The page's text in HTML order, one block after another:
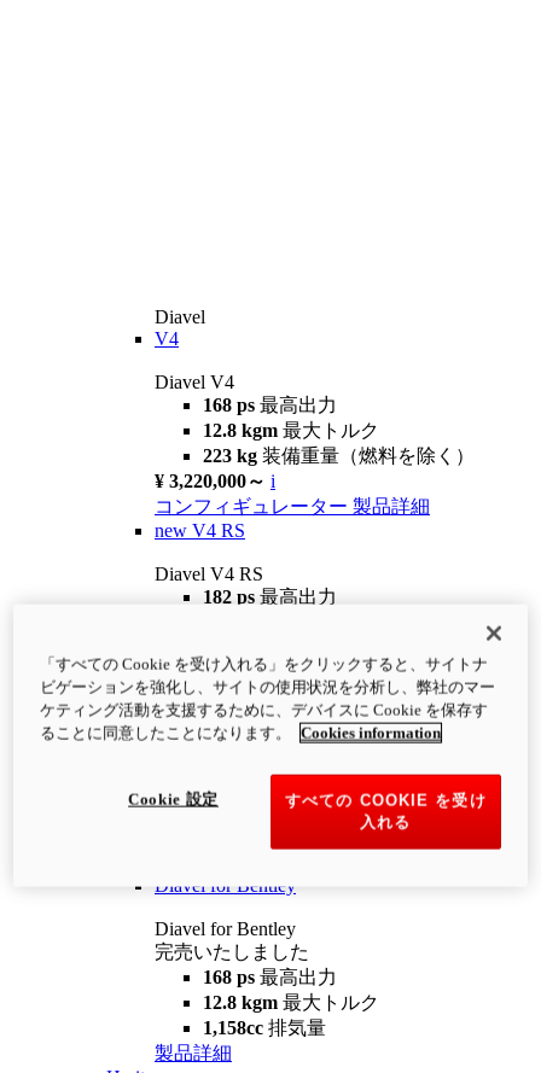
Diavel
V4
Diavel V4
168 ps 最高出力
12.8 kgm 最大トルク
223 kg 装備重量（燃料を除く）
¥ 3,220,000～ i
コンフィギュレーター 製品詳細
new V4 RS
Diavel V4 RS
182 ps 最高出力
¥4,400,000 i
コンフィギュレーター 製品詳細
newV4 RS 100
12.2 kgm
最大トルク
装備重量（燃料を除く）
Diavel for Bentley
Diavel for Bentley
完売いたしました
168 ps 最高出力
12.8 kgm 最大トルク
1,158cc 排気量
製品詳細
「すべての Cookie を受け入れる」をクリックすると、サイトナ
ビゲーションを強化し、サイトの使用状況を分析し、弊社のマー
ケティング活動を支援するために、デバイスに Cookie を保存す
ることに同意したことになります。
Cookies information
すべての COOKIE を受け
入れる
Cookie 設定